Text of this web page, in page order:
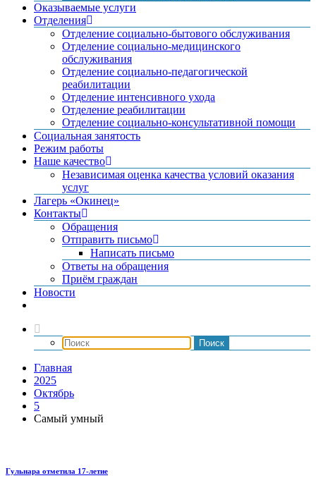
Оказываемые услуги
Отделения
Отделение социально-бытового обслуживания
Отделение социально-медицинского
обслуживания
Отделение социально-педагогической
реабилитации
Отделение интенсивного ухода
Отделение реабилитации
Отделение социально-консультативной помощи
Социальная занятость
Режим работы
Наше качество
Независимая оценка качества условий оказания
услуг
Лагерь «Окинец»
Контакты
Обращения
Отправить письмо
Написать письмо
Ответы на обращения
Приём граждан
Новости
Главная
2025
Октябрь
5
Самый умный
Гульнара отметила 17‑летие